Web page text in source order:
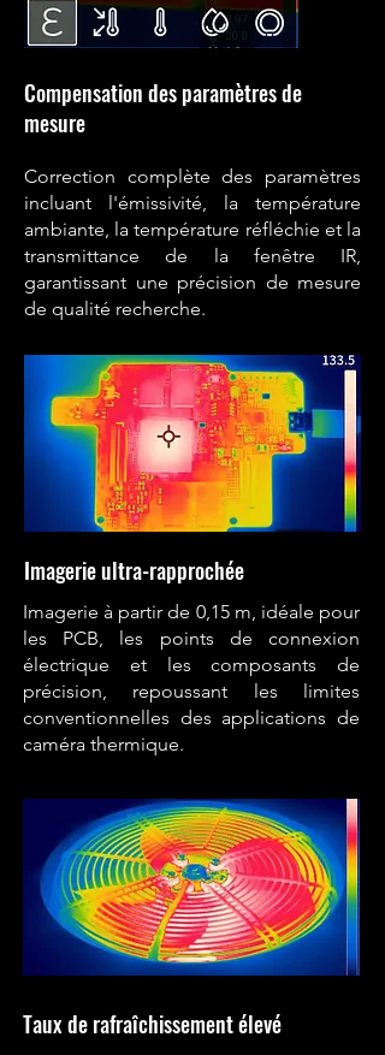
Compensation des paramètres de
mesure
Correction complète des paramètres
incluant l'émissivité, la température
ambiante, la température réfléchie et la
transmittance de la fenêtre IR,
garantissant une précision de mesure
de qualité recherche.
Imagerie ultra-rapprochée
Imagerie à partir de 0,15 m, idéale pour
les PCB, les points de connexion
électrique et les composants de
précision, repoussant les limites
conventionnelles des applications de
caméra thermique.
Taux de rafraîchissement élevé